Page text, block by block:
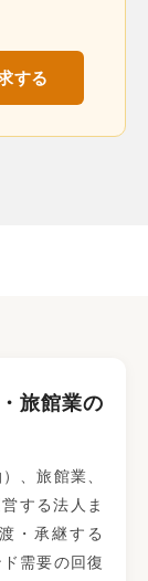
する
旅館業の
、旅館業、
する法人ま
・承継する
需要の回復